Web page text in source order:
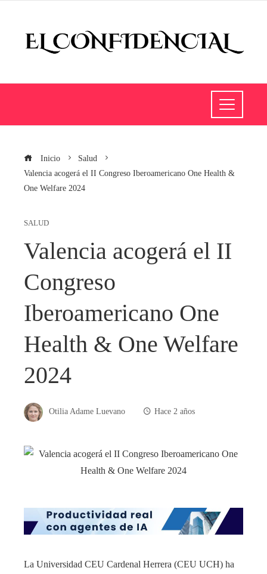
Inicio
Salud
Valencia acogerá el II Congreso Iberoamericano One Health &
One Welfare 2024
SALUD
Valencia acogerá el II
Congreso
Iberoamericano One
Health & One Welfare
2024
Otilia Adame Luevano Hace 2 años
La Universidad CEU Cardenal Herrera (CEU UCH) ha